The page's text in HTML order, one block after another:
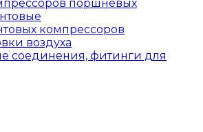
поршневых
компрессоров
воздуха
соединения, фитинги для